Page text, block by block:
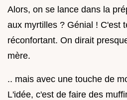
Alors, on se lance dans la
aux myrtilles ? Génial ! C'est
réconfortant. On dirait
mère.
.. mais avec une touche de
L'idée, c'est de faire des